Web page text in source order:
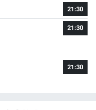
21:30
21:30
21:30